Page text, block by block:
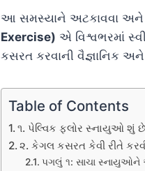
આ સમસ્યાને અટકાવવા અને
Exercise) એ વિશ્વભરમાં
કસરત કરવાની વૈજ્ઞાનિક અને
Table of Contents
૧. પેલ્વિક ફ્લોર સ્નાયુઓ શું
૨. કેગલ કસરત કેવી રીતે
પગલું ૧: સાચા